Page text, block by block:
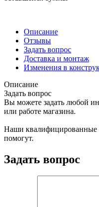
Описание
Отзывы
Задать вопрос
Доставка и монтаж
Изменения в
Описание
Задать вопрос
Вы можете задать любой
или работе магазина.
Наши квалифицированные
помогут.
Задать вопрос